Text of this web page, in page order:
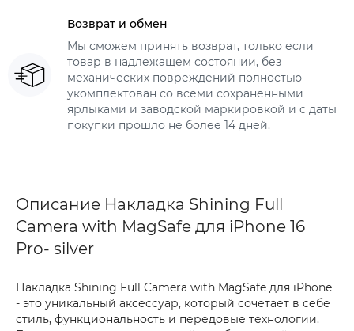
Возврат и обмен
Мы сможем принять возврат, только если
товар в надлежащем состоянии, без
механических повреждений полностью
укомплектован со всеми сохраненными
ярлыками и заводской маркировкой и с даты
покупки прошло не более 14 дней.
Описание Накладка Shining Full
Camera with MagSafe для iPhone 16
Pro- silver
Накладка Shining Full Camera with MagSafe для iPhone
- это уникальный аксессуар, который сочетает в себе
стиль, функциональность и передовые технологии.